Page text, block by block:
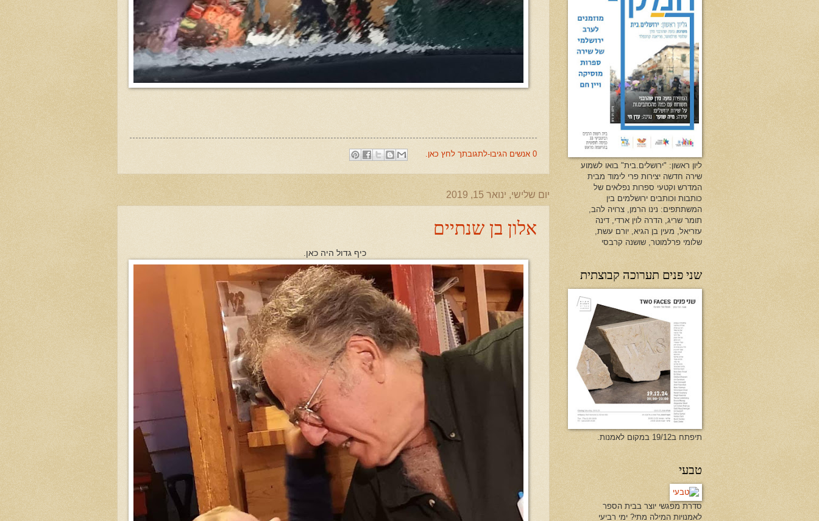
0 אנשים הגיבו-לתגובתך לחץ כאן.
יום שלישי, ינואר 15, 2019
אלון בן שנתיים
כיף גדול היה כאן.
ליון ראשון: "ירושלים.בית" בואו לשמוע
שירה חדשה יצירות פרי לימוד מבית
המדרש וקטעי ספרות נפלאים של
כותבות וכותבים ירושלמים בין
המשתתפים: נינו הרמן, צרויה להב,
תומר שריג, הדרה לוין ארדי, דינה
עזריאל, מעין בן הגיא, יורם עשת,
שלומי פרלמוטר, שושנה קרבסי
שני פנים תערוכה קבוצתית
תיפתח ב19/12 במקום לאמנות.
טבעי
סדרת מפגשי יוצר בבית הספר
לאמנויות המילה מתי? ימי רביעי